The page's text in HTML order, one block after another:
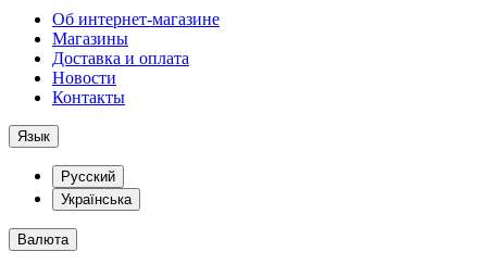
Об интернет-магазине
Магазины
Доставка и оплата
Новости
Контакты
Язык
Русский
Українська
Валюта